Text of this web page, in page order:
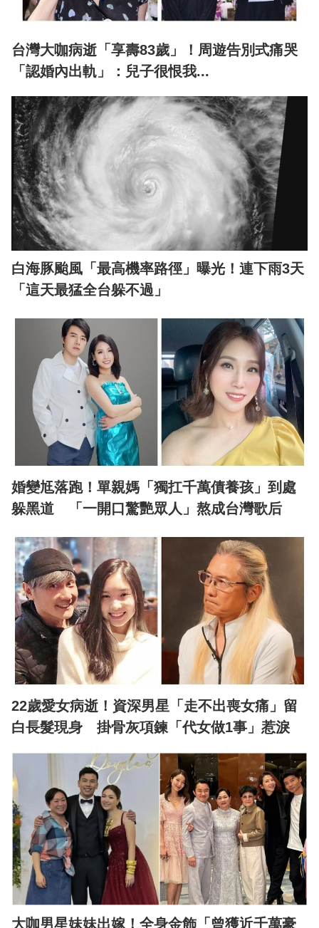
台灣大咖病逝「享壽83歲」！周遊告別式痛哭
「認婚內出軌」：兒子很恨我...
白海豚颱風「最高機率路徑」曝光！連下雨3天
「這天最猛全台躲不過」
婚變尪落跑！單親媽「獨扛千萬債養孩」到處
躲黑道 「一開口驚艷眾人」熬成台灣歌后
22歲愛女病逝！資深男星「走不出喪女痛」留
白長髮現身 掛骨灰項鍊「代女做1事」惹淚
大咖男星妹妹出嫁！全身金飾「曾獲近千萬豪